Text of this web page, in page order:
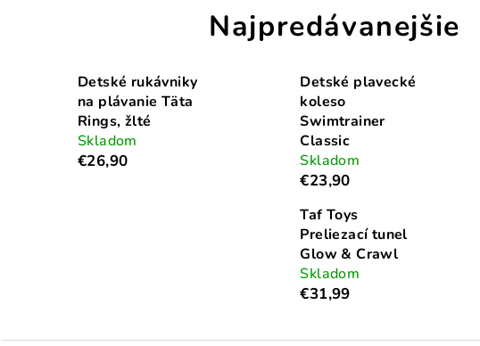
Najpredávanejšie
Detské rukávniky
na plávanie Täta
Rings, žlté
Skladom
€26,90
Detské plavecké
koleso
Swimtrainer
Classic
Skladom
€23,90
Taf Toys
Preliezací tunel
Glow & Crawl
Skladom
€31,99